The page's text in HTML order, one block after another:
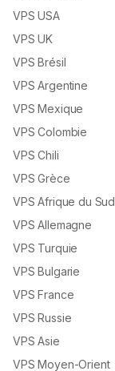
VPS USA
VPS UK
VPS Brésil
VPS Argentine
VPS Mexique
VPS Colombie
VPS Chili
VPS Grèce
VPS Afrique du Sud
VPS Allemagne
VPS Turquie
VPS Bulgarie
VPS France
VPS Russie
VPS Asie
VPS Moyen-Orient